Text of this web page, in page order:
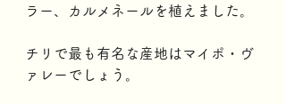
ラー、カルメネールを植えました。
チリで最も有名な産地はマイポ・ヴ
ァレーでしょう。